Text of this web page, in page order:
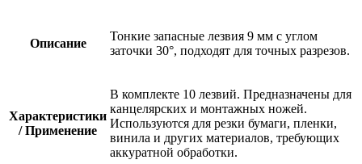
Описание
Тонкие запасные лезвия 9 мм с углом
заточки 30°, подходят для точных разрезов.
Характеристики
/ Применение
В комплекте 10 лезвий. Предназначены для
канцелярских и монтажных ножей.
Используются для резки бумаги, пленки,
винила и других материалов, требующих
аккуратной обработки.